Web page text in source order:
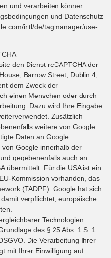
und verarbeiten können.
und Datenschutz
intl/de/tagmanager/use-
den Dienst reCAPTCHA der
Barrow Street, Dublin 4,
dem Zweck der
einen Menschen oder durch
Dazu wird Ihre Eingabe
Zusätzlich
weitere von Google
Daten an Google
Google innerhalb der
gegebenenfalls auch an
übermittelt. Für die USA ist ein
Kommission vorhanden, das
(TADPF). Google hat sich
verpflichtet, europäische
Technologien
des § 25 Abs. 1 S. 1
Die Verarbeitung Ihrer
mit Ihrer Einwilligung auf